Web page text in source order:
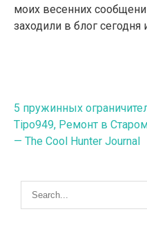
моих весенних
заходили в блог
Навигация
по
записям
5 пружинных
Tipo949, Ремонт в
— The Cool Hunter Journal